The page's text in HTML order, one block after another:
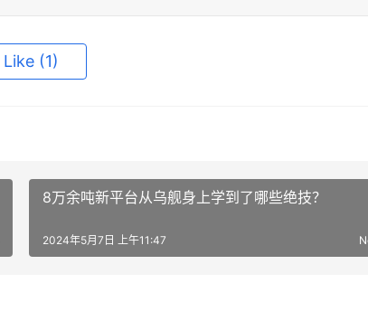
Like (1)
8万余吨新平台从乌舰身上学到了哪些绝技？
2024年5月7日 上午11:47